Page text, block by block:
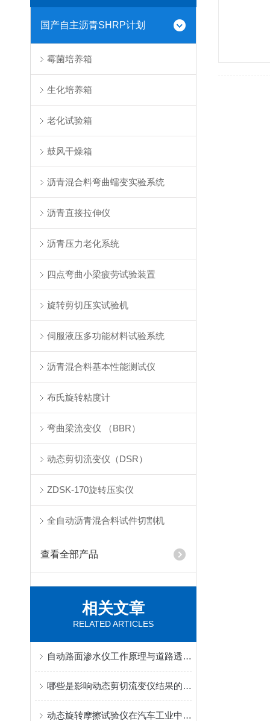
国产自主沥青SHRP计划
霉菌培养箱
生化培养箱
老化试验箱
鼓风干燥箱
沥青混合料弯曲蠕变实验系统
沥青直接拉伸仪
沥青压力老化系统
四点弯曲小梁疲劳试验装置
旋转剪切压实试验机
伺服液压多功能材料试验系统
沥青混合料基本性能测试仪
布氏旋转粘度计
弯曲梁流变仪 （BBR）
动态剪切流变仪（DSR）
ZDSK-170旋转压实仪
全自动沥青混合料试件切割机
查看全部产品
相关文章
RELATED ARTICLES
自动路面渗水仪工作原理与道路透水性能检测应用
哪些是影响动态剪切流变仪结果的因素
动态旋转摩擦试验仪在汽车工业中的应用